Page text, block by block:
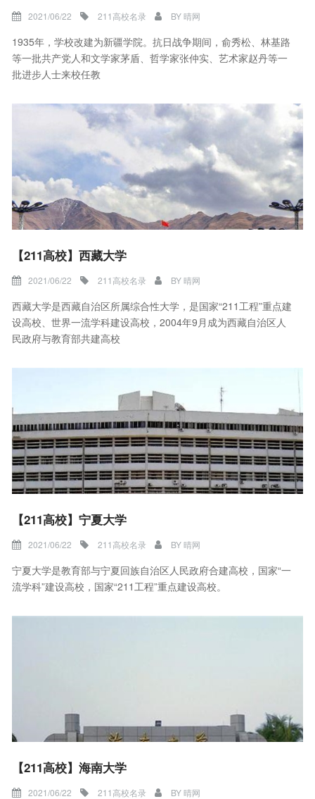
2021/06/22 211高校名录 BY晴网
1935年，学校改建为新疆学院。抗日战争期间，俞秀松、林基路
等一批共产党人和文学家茅盾、哲学家张仲实、艺术家赵丹等一
批进步人士来校任教
【211高校】西藏大学
2021/06/22 211高校名录 BY晴网
西藏大学是西藏自治区所属综合性大学，是国家“211工程”重点建
设高校、世界一流学科建设高校，2004年9月成为西藏自治区人
民政府与教育部共建高校
【211高校】宁夏大学
2021/06/22 211高校名录 BY晴网
宁夏大学是教育部与宁夏回族自治区人民政府合建高校，国家“一
流学科”建设高校，国家“211工程”重点建设高校。
【211高校】海南大学
2021/06/22 211高校名录 BY晴网